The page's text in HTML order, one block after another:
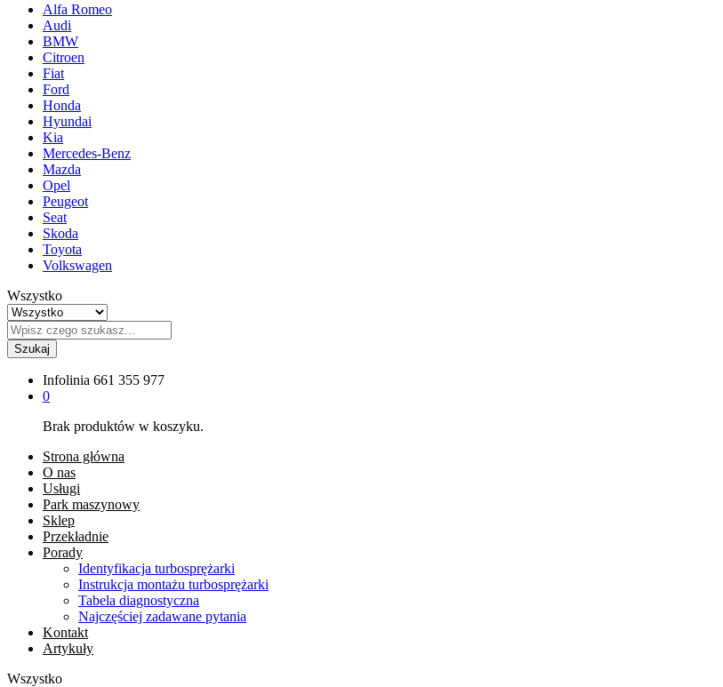
Alfa Romeo
Audi
BMW
Citroen
Fiat
Ford
Honda
Hyundai
Kia
Mercedes-Benz
Mazda
Opel
Peugeot
Seat
Skoda
Toyota
Volkswagen
Wszystko
Szukaj
Infolinia 661 355 977
0
Brak produktów w koszyku.
Strona główna
O nas
Usługi
Park maszynowy
Sklep
Przekładnie
Porady
Identyfikacja turbosprężarki
Instrukcja montażu turbosprężarki
Tabela diagnostyczna
Najczęściej zadawane pytania
Kontakt
Artykuły
Wszystko